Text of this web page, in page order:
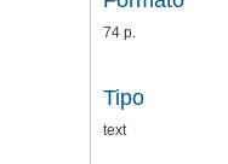
74 p.
Tipo
text